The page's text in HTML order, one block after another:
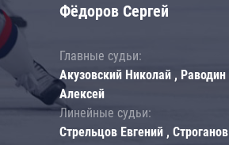
Фёдоров Сергей
Главные судьи:
Акузовский Николай , Раводин
Алексей
Линейные судьи:
Стрельцов Евгений , Строганов